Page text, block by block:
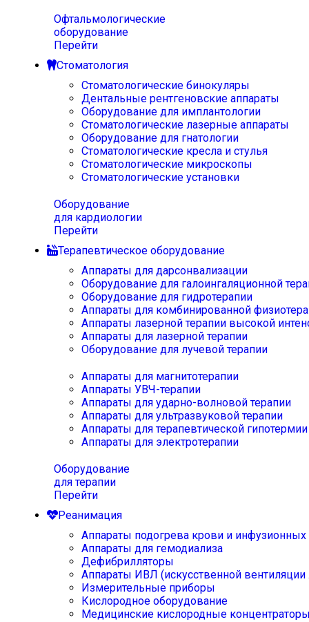
Офтальмологические
оборудование
Перейти
Стоматология
Стоматологические бинокуляры
Дентальные рентгеновские аппараты
Оборудование для имплантологии
Стоматологические лазерные аппараты
Оборудование для гнатологии
Стоматологические кресла и стулья
Стоматологические микроскопы
Стоматологические установки
Оборудование
для кардиологии
Перейти
Терапевтическое оборудование
Аппараты для дарсонвализации
Оборудование для галоингаляционной
Оборудование для гидротерапии
Аппараты для комбинированной
Аппараты лазерной терапии высокой
Аппараты для лазерной терапии
Оборудование для лучевой терапии
Аппараты для магнитотерапии
Аппараты УВЧ-терапии
Аппараты для ударно-волновой терапии
Аппараты для ультразвуковой терапии
Аппараты для терапевтической
Аппараты для электротерапии
Оборудование
для терапии
Перейти
Реанимация
Аппараты подогрева крови и инфузионных
Аппараты для гемодиализа
Дефибрилляторы
Аппараты ИВЛ (искусственной вентиляции
Измерительные приборы
Кислородное оборудование
Медицинские кислородные